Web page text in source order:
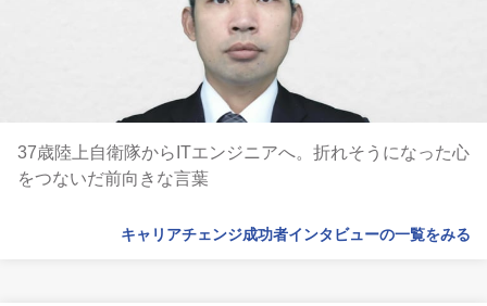
37歳陸上自衛隊からITエンジニアへ。折れそうになった心
をつないだ前向きな言葉
キャリアチェンジ成功者インタビューの一覧をみる